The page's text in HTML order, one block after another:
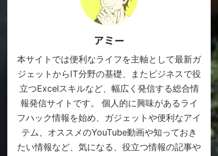
アミー
本サイトでは便利なライフを主軸として最新ガ
ジェットからIT分野の基礎、またビジネスで役
立つExcelスキルなど、幅広く発信する総合情
報発信サイトです。 個人的に興味があるライ
フハック情報を始め、ガジェットや便利なアイ
テム、オススメのYouTube動画や知っておき
たい情報など、気になる、役立つ情報の記事や